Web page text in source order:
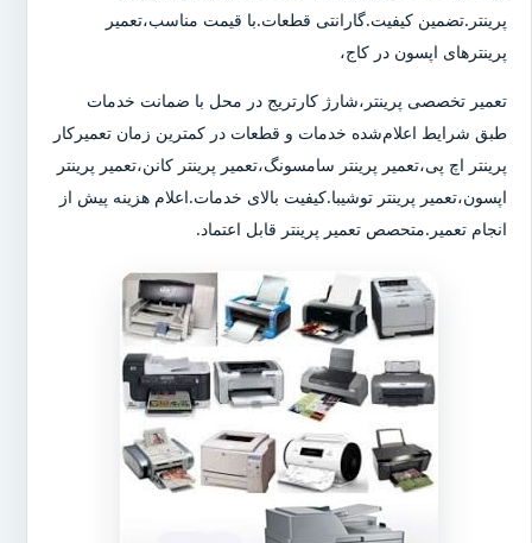
پرینتر.تضمین کیفیت.گارانتی قطعات.با قیمت مناسب،تعمیر
پرینترهای اپسون در کاج،
تعمیر تخصصی پرینتر،شارژ کارتریج در محل با ضمانت خدمات
طبق شرایط اعلام‌شده خدمات و قطعات در کمترین زمان تعمیرکار
پرینتر اچ پی،تعمیر پرینتر سامسونگ،تعمیر پرینتر کانن،تعمیر پرینتر
اپسون،تعمیر پرینتر توشیبا.کیفیت بالای خدمات.اعلام هزینه پیش از
انجام تعمیر.متحصص تعمیر پرینتر قابل اعتماد.